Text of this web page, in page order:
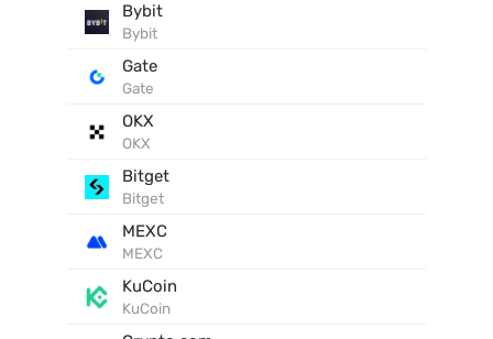
Bybit
Bybit
Gate
Gate
OKX
OKX
Bitget
Bitget
MEXC
MEXC
KuCoin
KuCoin